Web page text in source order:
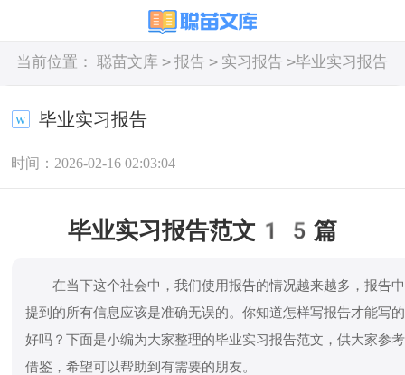
当前位置： 聪苗文库 > 报告 > 实习报告 >毕业实习报告
毕业实习报告
时间：2026-02-16 02:03:04
毕业实习报告范文15篇
在当下这个社会中，我们使用报告的情况越来越多，报告中
提到的所有信息应该是准确无误的。你知道怎样写报告才能写的
好吗？下面是小编为大家整理的毕业实习报告范文，供大家参考
借鉴，希望可以帮助到有需要的朋友。